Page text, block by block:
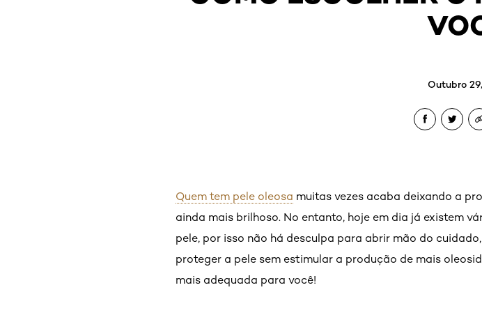
Outubro
Quem tem pele oleosa muitas vezes acaba deixando a
ainda mais brilhoso. No entanto, hoje em dia já existem
pele, por isso não há desculpa para abrir mão do
proteger a pele sem estimular a produção de mais
mais adequada para você!